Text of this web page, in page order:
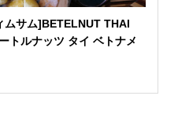
ムサム]BETELNUT THAI
トルナッツ タイ ベトナメ